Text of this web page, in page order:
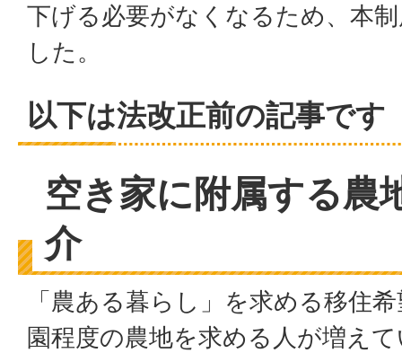
下げる必要がなくなるため、本
した。
以下は法改正前の記事です
空き家に附属する農
介
「農ある暮らし」を求める移住
園程度の農地を求める人が増え